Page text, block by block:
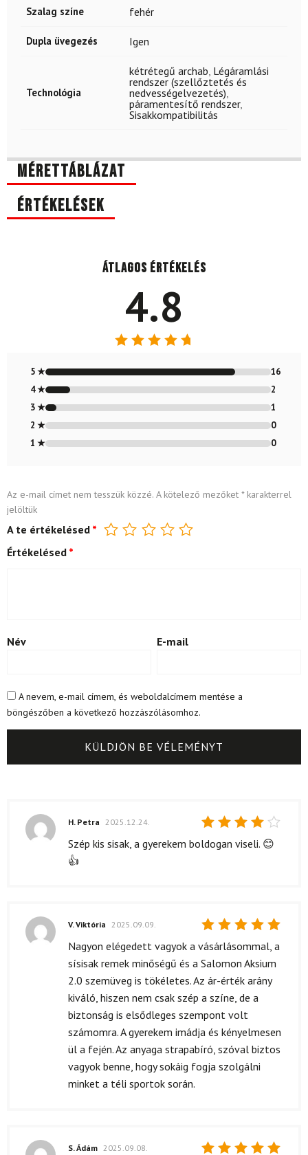
Szalag színe fehér
Dupla üvegezés Igen
Technológia
kétrétegű archab Légáramlási
rendszer (szellőztetés és
nedvességelvezetés)
páramentesítő rendszer,
Sisakkompatibilitás
Mérettáblázat
Értékelések
Átlagos értékelés
4.8
4.79/ 5
5 ★
16
4 ★
2
3 ★
1
2 ★
0
1 ★
0
Az e-mail címet nem tesszük közzé. A kötelező mezőket *karakterrel
jelöltük
A te értékelésed *
Értékelésed *
Név E-mail
A nevem, e-mail címem, és weboldalcímem mentése a
böngészőben a következő hozzászólásomhoz.
Értékelés:
/ 5
H. Petra 2025.12.24.
Szép kis sisak, a gyerekem boldogan viseli. 😊
👍
Értékelés:
V. Viktória 2025.09.09.
Nagyon elégedett vagyok a vásárlásommal, a
sísisak remek minőségű és a Salomon Aksium
2.0 szemüveg is tökéletes. Az ár-érték arány
kiváló, hiszen nem csak szép a színe, de a
biztonság is elsődleges szempont volt
számomra. A gyerekem imádja és kényelmesen
ül a fején. Az anyaga strapabíró, szóval biztos
vagyok benne, hogy sokáig fogja szolgálni
minket a téli sportok során.
S. Ádám 2025.09.08.